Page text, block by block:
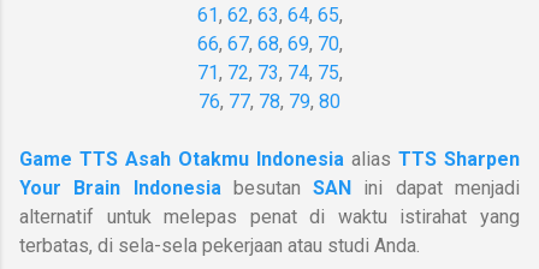
61, 62, 63, 64, 65,
66, 67, 68, 69, 70,
71, 72, 73, 74, 75,
76, 77, 78, 79, 80
Game TTS Asah Otakmu Indonesia alias TTS Sharpen
Your Brain Indonesia besutanSAN ini dapat menjadi
alternatif untuk melepas penat di waktu istirahat yang
terbatas, di sela-sela pekerjaan atau studi Anda.